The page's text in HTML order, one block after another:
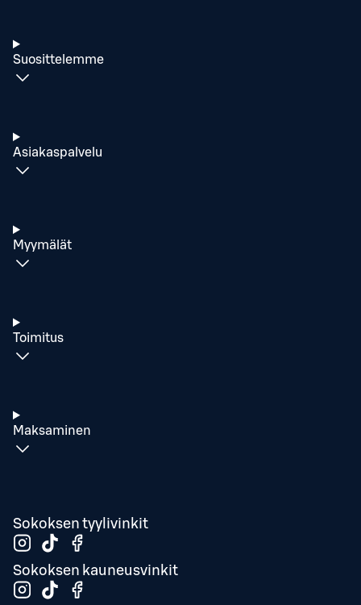
Suosittelemme
Asiakaspalvelu
Myymälät
Toimitus
Maksaminen
Sokoksen tyylivinkit
Sokoksen kauneusvinkit